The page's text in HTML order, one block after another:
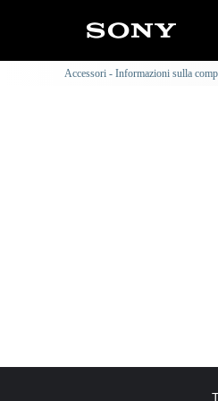
Accessori - Informazioni sulla